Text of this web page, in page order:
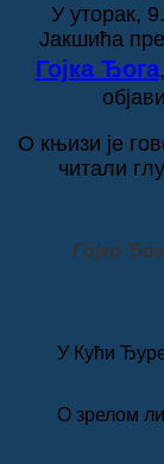
У уторак,
Јакшића
Гојка Ђога
О књизи је
читали
Гојко
У Кући
О зрелом